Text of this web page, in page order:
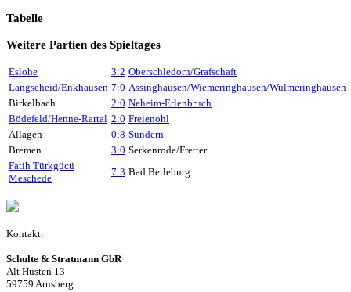
Tabelle
Weitere Partien des Spieltages
Eslohe 3:2 Oberschledorn/Grafschaft
Langscheid/Enkhausen 7:0 Assinghausen/Wiemeringhausen/Wulmeringhausen
Birkelbach
2:0 Neheim-Erlenbruch
Bödefeld/Henne-Rartal 2:0 Freienohl
Allagen
0:8 Sundern
Bremen
3:0 Serkenrode/Fretter
Fatih Türkgücü
Meschede
7:3 Bad Berleburg
Kontakt:
Schulte & Stratmann GbR
Alt Hüsten 13
59759 Arnsberg